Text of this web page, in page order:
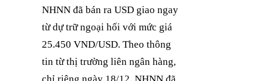
NHNN đã bán ra USD giao ngay
từ dự trữ ngoại hối với mức giá
25.450 VND/USD. Theo thông
tin từ thị trường liên ngân hàng,
chỉ riêng ngày 18/12, NHNN đã